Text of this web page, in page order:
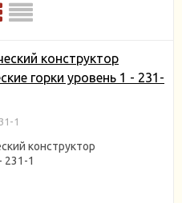
конструктор
горки уровень 1 - 231-
1
конструктор
231-1